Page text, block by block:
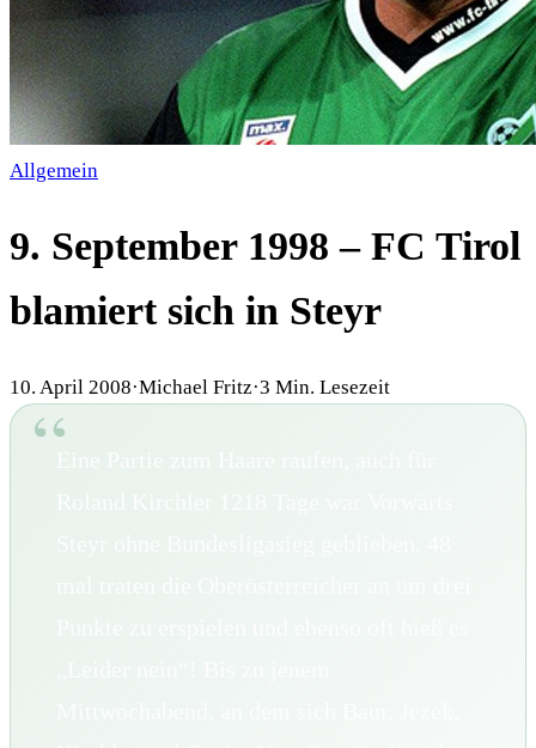
Allgemein
9. September 1998 – FC Tirol
blamiert sich in Steyr
10. April 2008·Michael Fritz·3 Min. Lesezeit